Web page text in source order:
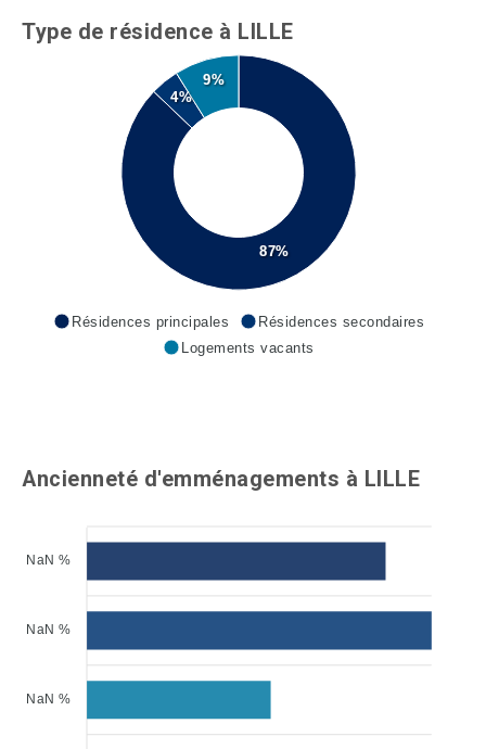
Type de résidence à LILLE
87%
4%
9%
Résidences principales
Résidences secondaires
Logements vacants
Ancienneté d'emménagements à LILLE
NaN %
NaN %
NaN %